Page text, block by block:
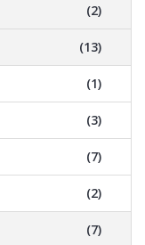
(2)
(13)
(1)
(3)
(7)
(2)
(7)